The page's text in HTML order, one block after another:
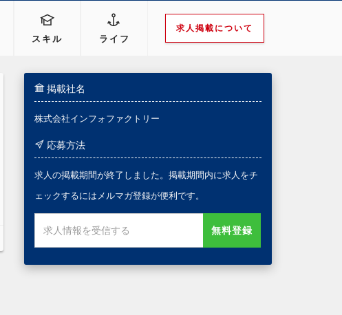
スキル ライフ
求人掲載について
掲載社名
株式会社インフォファクトリー
応募方法
求人の掲載期間が終了しました。掲載期間内に求人をチ
ェックするにはメルマガ登録が便利です。
無料登録